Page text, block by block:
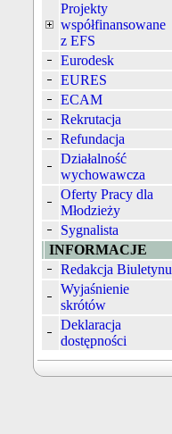
Projekty
współfinansowane
z EFS
Eurodesk
EURES
ECAM
Rekrutacja
Refundacja
Działalność
wychowawcza
Oferty Pracy dla
Młodzieży
Sygnalista
INFORMACJE
Redakcja Biuletynu
Wyjaśnienie
skrótów
Deklaracja
dostępności